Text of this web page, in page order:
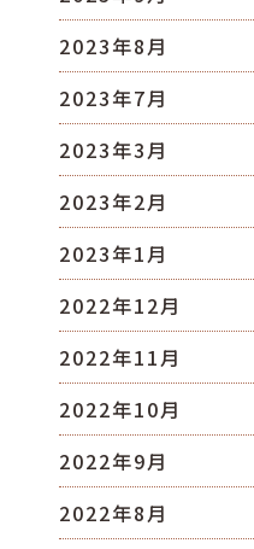
2023年8月
2023年7月
2023年3月
2023年2月
2023年1月
2022年12月
2022年11月
2022年10月
2022年9月
2022年8月